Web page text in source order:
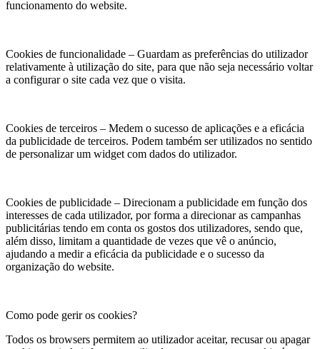
funcionamento do website.
Cookies de funcionalidade – Guardam as preferências do utilizador
relativamente à utilização do site, para que não seja necessário voltar
a configurar o site cada vez que o visita.
Cookies de terceiros – Medem o sucesso de aplicações e a eficácia
da publicidade de terceiros. Podem também ser utilizados no sentido
de personalizar um widget com dados do utilizador.
Cookies de publicidade – Direcionam a publicidade em função dos
interesses de cada utilizador, por forma a direcionar as campanhas
publicitárias tendo em conta os gostos dos utilizadores, sendo que,
além disso, limitam a quantidade de vezes que vê o anúncio,
ajudando a medir a eficácia da publicidade e o sucesso da
organização do website.
Como pode gerir os cookies?
Todos os browsers permitem ao utilizador aceitar, recusar ou apagar